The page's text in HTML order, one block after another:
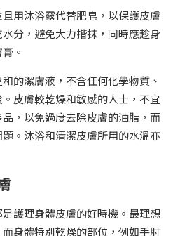
用沐浴露代替肥皂，以保護皮膚
分，避免大力揩抹，同時應趁身
。
的潔膚液，不含任何化學物質、
皮膚較乾燥和敏感的人士，不宜
，以免過度去除皮膚的油脂，而
。沐浴和清潔皮膚所用的水溫亦
護理身體皮膚的好時機。最理想
身體特別乾燥的部位，例如手肘